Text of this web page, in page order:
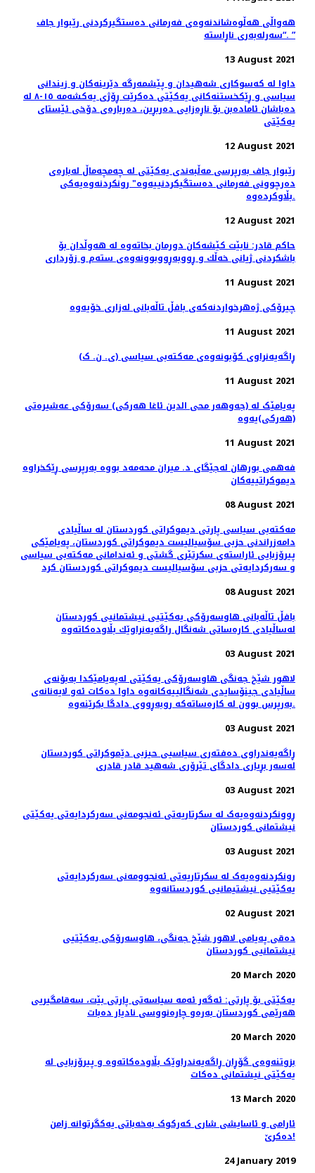
هەواڵی هەڵوەشاندنەوەی فەرمانی دەستگیركردنی رێبوار جاف
“سەرلەبەری ناڕاستە. ”
13 August 2021
داوا لە کەسوکاری شەهیدان و پێشمەرگە دێرینەکان و زیندانی
سیاسی و ڕێکخستنەکانی یەکێتی دەکرێت ڕۆژی یەکشەمە ١٥-٨ لە
دەباشان ئامادەبن بۆ ناڕەزایی دەربڕین، دەربارەی دۆخی ئێستای
یەکێتی
12 August 2021
رێبوار جاف به‌رپرسی مه‌ڵبه‌ندی یه‌كێتی له‌ چه‌مچه‌ماڵ له‌باره‌ی
ده‌رچوونی فه‌رمانی ده‌ستگیكردنییه‌وه‌" رونكردنه‌وه‌یه‌كی
بڵاوكرده‌وه‌.
12 August 2021
حاكم قادر: نابێت كێشەكان دورمان بخاتەوە لە هەوڵدان بۆ
باشكردنی ژیانی خەڵك و ڕووبەڕووبوونەوەی ستەم و زۆرداری
11 August 2021
چیرۆكی ژەهرخواردنەکەی بافڵ تاڵەبانی لەزاری خۆیەوە
11 August 2021
ڕاگەیەنراوى کۆبونەوەى مەکتەبى سیاسى (ی. ن. ک)
11 August 2021
پەیامێک لە (جەوهەر محی الدین ئاغا هەرکی) سەرۆکی عەشیرەتی
(هەرکی)یەوە
11 August 2021
فەهمی بورهان لەجێگای د. میران محەمەد بووە بەرپرسی ڕێکخراوە
دیموکراتییەکان
08 August 2021
مەکتەبی سیاسی پارتی دیموکراتی کوردستان له‌ ساڵیادی
دامەزراندنی حزبی سۆسیالیست دیموکراتی کوردستان، په‌یامێكی
پیرۆزبایی ئاراسته‌ی سکرتێری گشتی و ئەندامانی مەکتەبی سیاسی
و سەرکردایەتی حزبی سۆسیالیست دیموکراتی کوردستان كرد
08 August 2021
بافڵ تاڵه‌بانی هاوسه‌رۆكی یه‌كێتیی نیشتمانیی كوردستان
03 August 2021
لاهور شێخ جه‌نگی هاوسه‌رۆكی یه‌كێتی له‌په‌یامێكدا به‌بۆنه‌ی
ساڵیادی جینۆسایدی شه‌نگالییه‌كانه‌وه‌ داوا ده‌كات ئه‌و لایه‌نانه‌ی
به‌رپرس بوون له‌ كاره‌ساته‌كه‌ روبه‌ڕووی دادگا بكرێنه‌وه‌.
03 August 2021
ڕاگەیەندراوی دەفتەری سیاسیی حیزبی دێموکراتی کوردستان
لەسەر بڕیاری دادگای تێرۆری شەهید قادر قادری
03 August 2021
ڕوونکردنەوەیەک لە سکرتاریەتی ئەنجومەنی سەرکردایەتی یەکێتی
نیشتمانی کوردستان
03 August 2021
رونکردنەوەیەک لە سکرتاریەتی ئەنجوومەنی سەرکردایەتی
یەکێتیی نیشتیمانیی کوردستانەوە
02 August 2021
دەقی په‌یامی لاهور شێخ جه‌نگی، هاوسەرۆكی یەكێتیی
نیشتمانیی كوردستان
20 March 2020
یەکێتی بۆ پارتی: ئەگەر ئەمە سیاسەتی پارتی بێت، سه‌قامگیریی
هه‌رێمی كوردستان به‌ره‌و چاره‌نووسی نادیار ده‌بات
20 March 2020
بزوتنەوەی گۆڕان ڕاگەیەندراوێک بڵاودەکاتەوە و پیرۆزبایی لە
یەکێتی نیشتمانی دەکات
13 March 2020
ئارامی و ئاسایشی ‌شاری که‌رکو‌ک به‌خه‌باتی یه‌کگرتوانه‌ زامن
ده‌کرێ!
24 January 2019